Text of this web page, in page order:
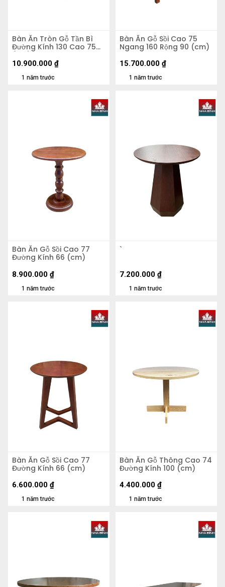
Bàn Ăn Tròn Gỗ Tần Bì
Đường Kính 130 Cao 75
(cm)
1 năm trước
10.900.000 ₫
Bàn Ăn Gỗ Sồi Cao 75
Ngang 160 Rộng 90 (cm)
1 năm trước
15.700.000 ₫
Bàn Ăn Gỗ Sồi Cao 77
Đường Kính 66 (cm)
1 năm trước
8.900.000 ₫
`
1 năm trước
7.200.000 ₫
Bàn Ăn Gỗ Sồi Cao 77
Đường Kính 66 (cm)
1 năm trước
6.600.000 ₫
Bàn Ăn Gỗ Thông Cao 74
Đường Kính 100 (cm)
1 năm trước
4.400.000 ₫